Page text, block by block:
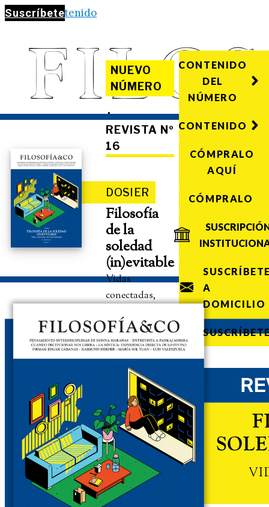
Suscríbete
Saltar al contenido
NUEVO
NÚMERO
·
REVISTA Nº
16
DOSIER
Filosofía
de la
soledad
(in)evitable
Vidas
conectadas,
desvinculadas
CONTENIDO
DEL
NÚMERO
CONTENIDO
CÓMPRALO
AQUÍ
CÓMPRALO
A
DOMICILIO